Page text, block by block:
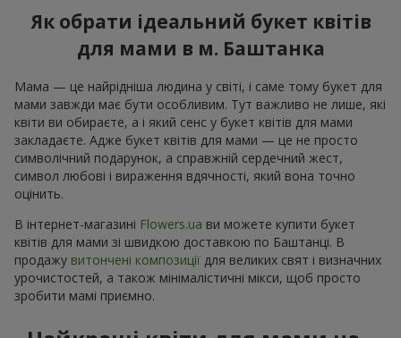
Як обрати ідеальний букет квітів
для мами в м. Баштанка
Мама — це найрідніша людина у світі, і саме тому букет для
мами завжди має бути особливим. Тут важливо не лише, які
квіти ви обираєте, а і який сенс у букет квітів для мами
закладаєте. Адже букет квітів для мами — це не просто
символічний подарунок, а справжній сердечний жест,
символ любові і вираження вдячності, який вона точно
оцінить.
В інтернет-магазині Flowers.ua ви можете купити букет
квітів для мами зі швидкою доставкою по Баштанці. В
продажу витончені композиції для великих свят і визначних
урочистостей, а також мінімалістичні мікси, щоб просто
зробити мамі приємно.